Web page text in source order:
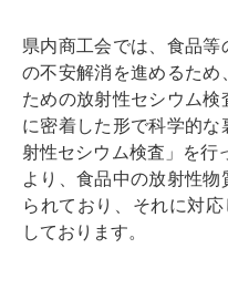
県内商工会では、食品
の不安解消を進めるた
ための放射性セシウム
に密着した形で科学的
射性セシウム検査」を行
より、食品中の放射性
られており、それに対
しております。